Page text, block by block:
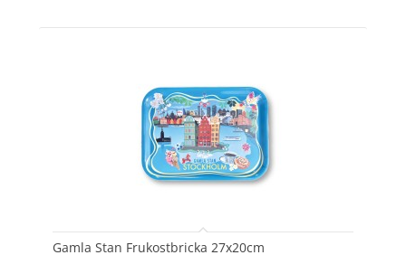
Gamla Stan Frukostbricka 27x20cm